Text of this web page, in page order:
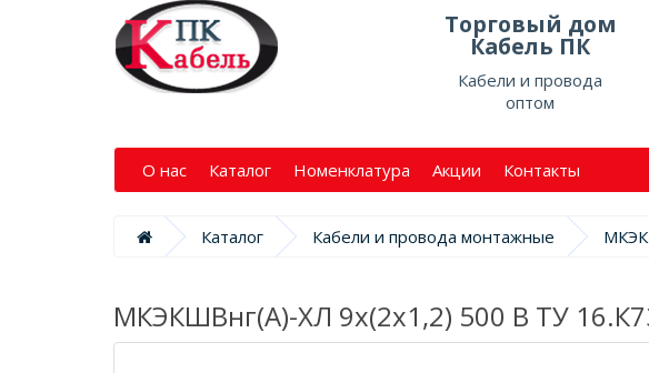
Торговый дом
Кабель ПК
Кабели и провода
оптом
О нас Каталог Номенклатура Акции Контакты
Каталог Кабели и провода монтажные
МКЭКШВнг(А)-ХЛ 9х(2х1,2) 500 В ТУ